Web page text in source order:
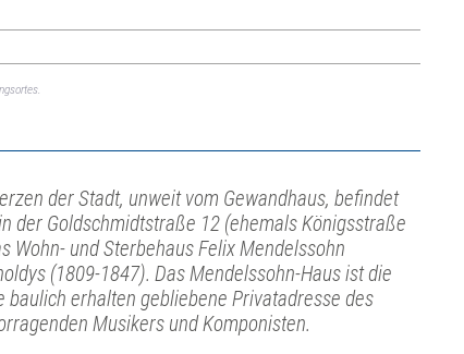
der Stadt, unweit vom Gewandhaus, befindet
der Goldschmidtstraße 12 (ehemals Königsstraße
Wohn- und Sterbehaus Felix Mendelssohn
(1809-1847). Das Mendelssohn-Haus ist die
baulich erhalten gebliebene Privatadresse des
Musikers und Komponisten.